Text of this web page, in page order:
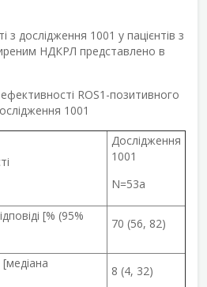
дослідження 1001 у пацієнтів з
НДКРЛ представлено в
ROS1-позитивного
1001
Дослідження
1001
N=53a
[% (95%
70 (56, 82)
8 (4, 32)